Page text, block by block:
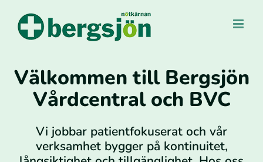
innehållet
Välkommen till Bergsjön
Vårdcentral och BVC
Vi jobbar patientfokuserat och vår
verksamhet bygger på kontinuitet,